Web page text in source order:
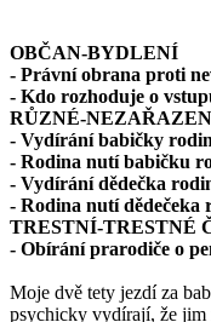
OBČAN-BYDLENÍ
- Právní obrana proti
- Kdo rozhoduje o
RŮZNÉ-
- Vydírání babičky
- Rodina nutí babičku
- Vydírání dědečka
- Rodina nutí dědečeka
TRESTNÍ-TRESTNÉ
- Obírání prarodiče o
Moje dvě tety jezdí za
psychicky vydírají, že jim